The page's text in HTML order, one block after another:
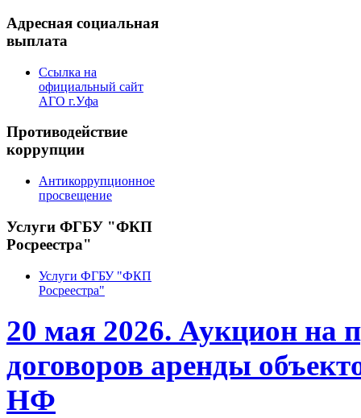
Адресная социальная
выплата
Ссылка на
официальный сайт
АГО г.Уфа
Противодействие
коррупции
Антикоррупционное
просвещение
Услуги ФГБУ "ФКП
Росреестра"
Услуги ФГБУ "ФКП
Росреестра"
20 мая 2026. Аукцион на
договоров аренды
НФ